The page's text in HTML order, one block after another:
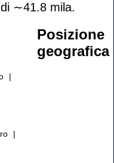
∼41.8 mila.
|
|
Posizione
geografica